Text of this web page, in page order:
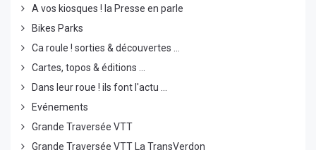
A vos kiosques ! la Presse en parle
Bikes Parks
Ca roule ! sorties & découvertes ...
Cartes, topos & éditions ...
Dans leur roue ! ils font l'actu ...
Evénements
Grande Traversée VTT
Grande Traversée VTT La TransVerdon